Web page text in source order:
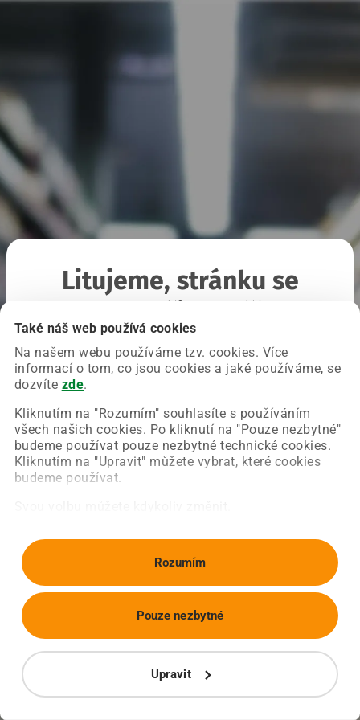
Také náš web používá cookies
Na našem webu používáme tzv. cookies. Více
informací o tom, co jsou cookies a jaké používáme, se
dozvíte zde.
Kliknutím na "Rozumím" souhlasíte s používáním
všech našich cookies. Po kliknutí na "Pouze nezbytné"
budeme používat pouze nezbytné technické cookies.
Kliknutím na "Upravit" můžete vybrat, které cookies
budeme používat.
Rozumím
Upravit
Pouze nezbytné
Litujeme, stránku se
Chyba nastala na naší straně a už ji opravujeme.
Zkuste prosím znovu načíst požadovanou stránku.
Obnovit stránku Úvodní strana